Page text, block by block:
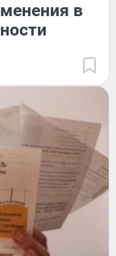
в